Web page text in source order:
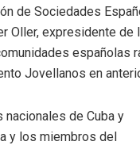
de Sociedades
Oller, expresidente
españolas
Jovellanos en
de Cuba y
y los miembros del